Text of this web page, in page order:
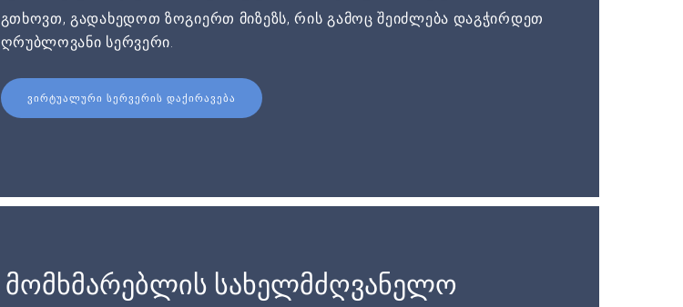
გთხოვთ, გადახედოთ ზოგიერთ მიზეზს, რის გამოც შეიძლება დაგჭირდეთ
ღრუბლოვანი სერვერი.
ᲕᲘᲠᲢᲣᲐᲚᲣᲠᲘ ᲡᲔᲠᲕᲔᲠᲘᲡ ᲓᲐᲥᲘᲠᲐᲕᲔᲑᲐ
მომხმარებლის სახელმძღვანელო